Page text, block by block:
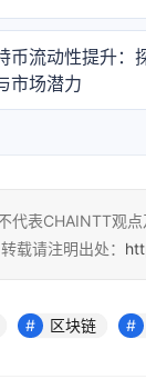
币流动性提升：
市场潜力
代表CHAINTT观
载请注明出处：
区块链